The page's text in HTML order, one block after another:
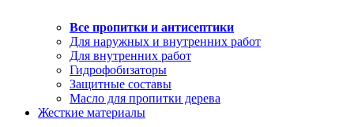
Все пропитки и антисептики
Для наружных и внутренних работ
Для внутренних работ
Гидрофобизаторы
Защитные составы
Масло для пропитки дерева
Жесткие материалы